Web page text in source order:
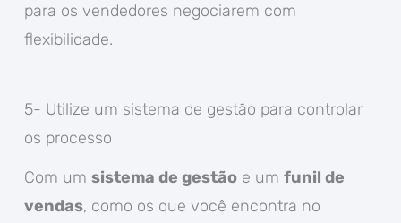
para os vendedores negociarem com
flexibilidade.
5- Utilize um sistema de gestão para controlar
os processo
Com um sistema de gestãoe um funil de
vendas, como os que você encontra no